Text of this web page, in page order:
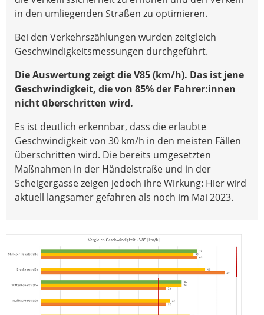
in den umliegenden Straßen zu optimieren.
Bei den Verkehrszählungen wurden zeitgleich
Geschwindigkeitsmessungen durchgeführt.
Die Auswertung zeigt die V85 (km/h). Das ist jene
Geschwindigkeit, die von 85% der Fahrer:innen
nicht überschritten wird.
Es ist deutlich erkennbar, dass die erlaubte
Geschwindigkeit von 30 km/h in den meisten Fällen
überschritten wird. Die bereits umgesetzten
Maßnahmen in der Händelstraße und in der
Scheigergasse zeigen jedoch ihre Wirkung: Hier wird
aktuell langsamer gefahren als noch im Mai 2023.